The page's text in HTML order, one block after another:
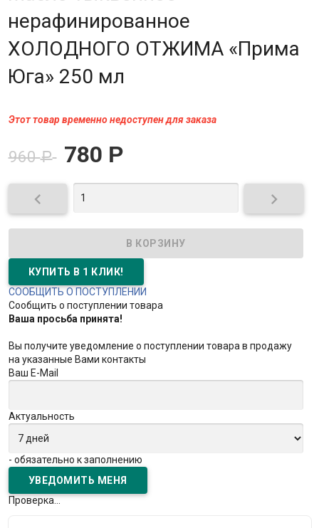
нерафинированное
ХОЛОДНОГО ОТЖИМА «Прима
Юга» 250 мл
Этот товар временно недоступен для заказа
960Р 780 Р
 
СООБЩИТЬ О ПОСТУПЛЕНИИ
Сообщить о поступлении товара
Ваша просьба принята!
Вы получите уведомление о поступлении товара в продажу
на указанные Вами контакты
Ваш E-Mail
Актуальность
- обязательно к заполнению
Проверка...